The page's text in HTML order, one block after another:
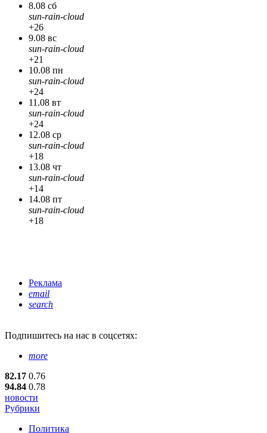
8.08 сб
sun-rain-cloud
+26
9.08 вс
sun-rain-cloud
+21
10.08 пн
sun-rain-cloud
+24
11.08 вт
sun-rain-cloud
+24
12.08 ср
sun-rain-cloud
+18
13.08 чт
sun-rain-cloud
+14
14.08 пт
sun-rain-cloud
+18
Реклама
email
search
Подпишитесь на нас в соцсетях:
more
82.17 0.76
94.84 0.78
новости
Рубрики
Политика